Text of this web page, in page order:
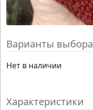
Варианты выбора
Нет в наличии
Характеристики